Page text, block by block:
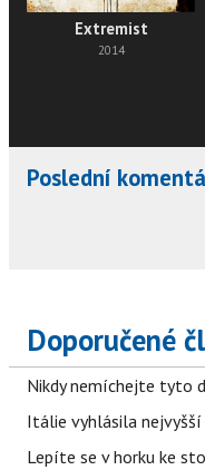
Extremist
2014
Poslední
Doporučené
Nikdy nemíchejte tyto
Itálie vyhlásila nejvyšší
Lepíte se v horku ke